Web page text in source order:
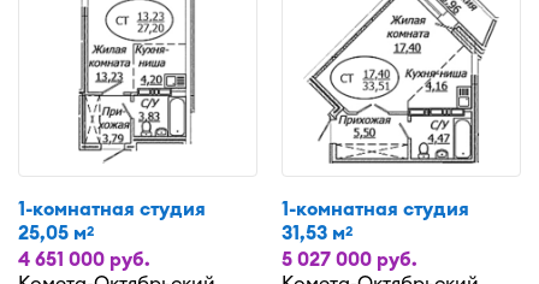
1-комнатная студия
25,05 м2
4 651 000 руб.
1-комнатная студия
31,53 м2
5 027 000 руб.